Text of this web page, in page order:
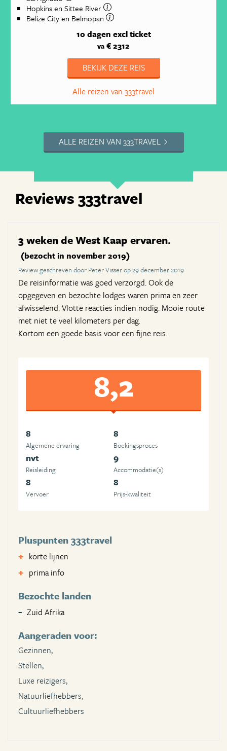
Hopkins en Sittee River
Belize City en Belmopan
10 dagen excl ticket
va € 2312
BEKIJK DEZE REIS
Alle reizen van 333travel
ALLE REIZEN VAN 333TRAVEL
Reviews 333travel
3 weken de West Kaap ervaren.
(bezocht in november 2019)
Review geschreven door Peter Visser op 29 december 2019
De reisinformatie was goed verzorgd. Ook de
opgegeven en bezochte lodges waren prima en zeer
afwisselend. Vlotte reacties indien nodig. Mooie route
met niet te veel kilometers per dag.
Kortom een goede basis voor een fijne reis.
8,2
8
Algemene ervaring
8
Boekingsproces
nvt
Reisleiding
9
Accommodatie(s)
8
Vervoer
8
Prijs-kwaliteit
Pluspunten 333travel
korte lijnen
prima info
Bezochte landen
Zuid Afrika
Aangeraden voor:
Gezinnen,
Stellen,
Luxe reizigers,
Natuurliefhebbers,
Cultuurliefhebbers